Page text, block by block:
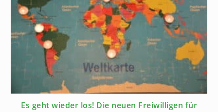
Es geht wieder los! Die neuen Freiwilligen für